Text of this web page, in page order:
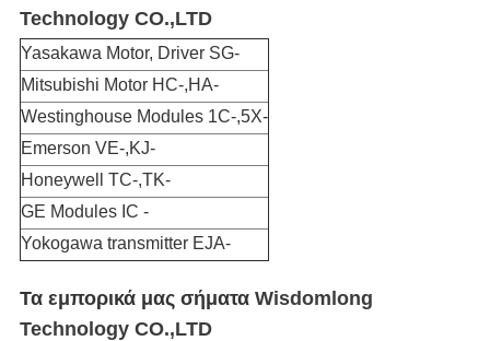
Technology CO.,LTD
Yasakawa Motor, Driver SG-
Mitsubishi Motor HC-,HA-
Westinghouse Modules 1C-,5X-
Emerson VE-,KJ-
Honeywell TC-,TK-
GE Modules IC -
Yokogawa transmitter EJA-
Τα εμπορικά μας σήματα Wisdomlong
Technology CO.,LTD